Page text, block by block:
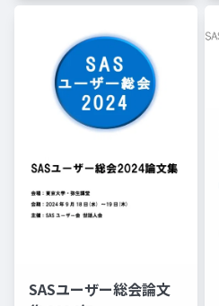
SASユーザー総会論文